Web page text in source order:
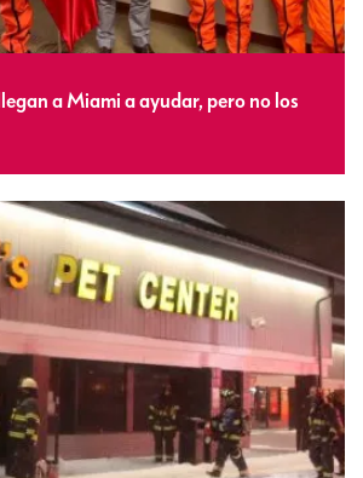
a Miami a ayudar, pero no los